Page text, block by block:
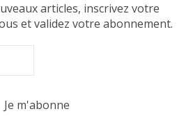
articles, inscrivez votre
et validez votre abonnement.